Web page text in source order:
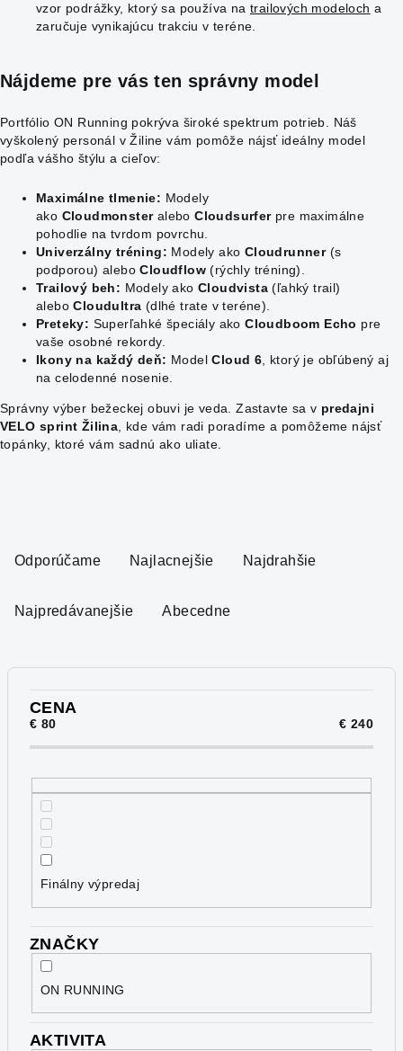
vzor podrážky, ktorý sa používa na trailových modeloch a
zaručuje vynikajúcu trakciu v teréne.
Nájdeme pre vás ten správny model
Portfólio ON Running pokrýva široké spektrum potrieb. Náš
vyškolený personál v Žiline vám pomôže nájsť ideálny model
podľa vášho štýlu a cieľov:
Maximálne tlmenie: Modely
ako Cloudmonster alebo Cloudsurfer pre maximálne
pohodlie na tvrdom povrchu.
Univerzálny tréning: Modely ako Cloudrunner (s
podporou) alebo Cloudflow (rýchly tréning).
Trailový beh: Modely ako Cloudvista (ľahký trail)
alebo Cloudultra (dlhé trate v teréne).
Preteky: Superľahké špeciály ako Cloudboom Echo pre
vaše osobné rekordy.
Ikony na každý deň: Model Cloud 6 , ktorý je obľúbený aj
na celodenné nosenie.
Správny výber bežeckej obuvi je veda. Zastavte sa v predajni
VELO sprint Žilina , kde vám radi poradíme a pomôžeme nájsť
topánky, ktoré vám sadnú ako uliate.
Odporúčame Najlacnejšie Najdrahšie
Najpredávanejšie Abecedne
CENA
€ 80 € 240
Finálny výpredaj
ZNAČKY
ON RUNNING
AKTIVITA